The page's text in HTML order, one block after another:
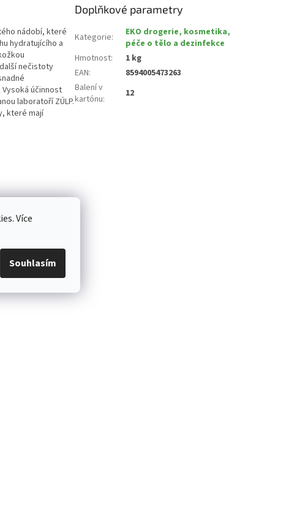
Více
Souhlasím
nádobí, které
hydratujícího a
další nečistoty
účinnost
laboratoří ZÚLP.
které mají
Doplňkové parametry
Kategorie:
EKO drogerie, kosmetika,
péče o tělo a dezinfekce
Hmotnost:
1 kg
EAN:
8594005473263
Balení v
kartónu: 12